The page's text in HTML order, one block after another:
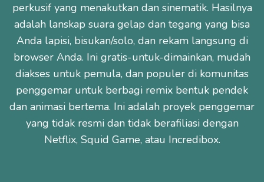
perkusif yang menakutkan dan sinematik. Hasilnya
adalah lanskap suara gelap dan tegang yang bisa
Anda lapisi, bisukan/solo, dan rekam langsung di
browser Anda. Ini gratis-untuk-dimainkan, mudah
diakses untuk pemula, dan populer di komunitas
penggemar untuk berbagi remix bentuk pendek
dan animasi bertema. Ini adalah proyek penggemar
yang tidak resmi dan tidak berafiliasi dengan
Netflix, Squid Game, atau Incredibox.